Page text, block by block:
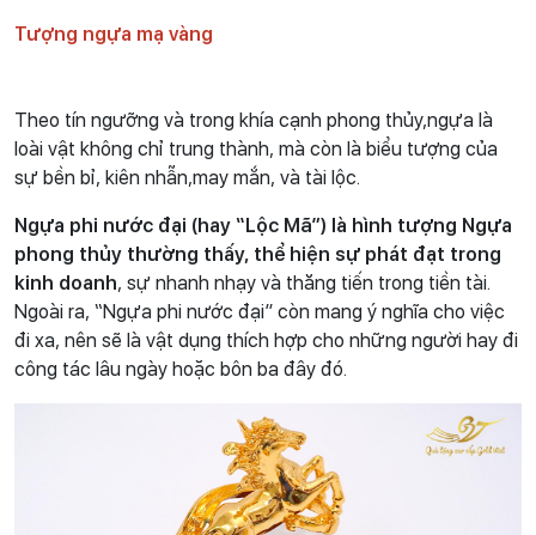
Tượng ngựa mạ vàng
Theo tín ngưỡng và trong khía cạnh phong thủy,ngựa là
loài vật không chỉ trung thành, mà còn là biểu tượng của
sự bền bỉ, kiên nhẫn,may mắn, và tài lộc.
Ngựa phi nước đại (hay “Lộc Mã”) là hình tượng Ngựa
phong thủy thường thấy, thể hiện sự phát đạt trong
kinh doanh, sự nhanh nhạy và thăng tiến trong tiền tài.
Ngoài ra, “Ngựa phi nước đại” còn mang ý nghĩa cho việc
đi xa, nên sẽ là vật dụng thích hợp cho những người hay đi
công tác lâu ngày hoặc bôn ba đây đó.